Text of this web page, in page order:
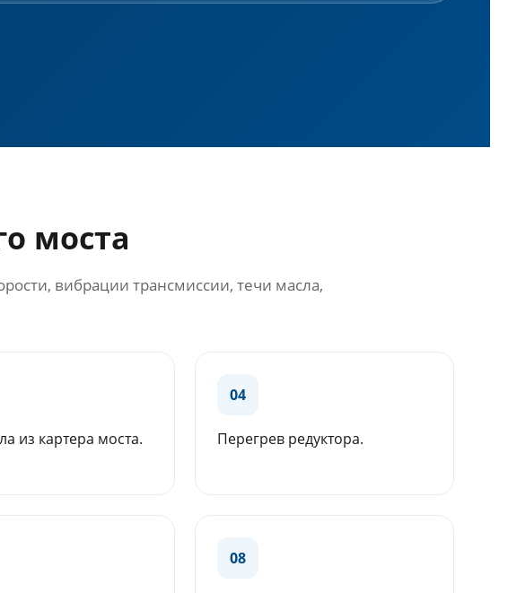
моста
вибрации трансмиссии, течи масла,
из картера моста.
04
Перегрев редуктора.
08